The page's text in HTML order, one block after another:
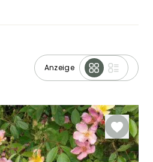
Anzeige